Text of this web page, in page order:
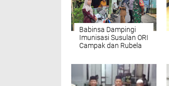
Babinsa Dampingi
Imunisasi Susulan ORI
Campak dan Rubela